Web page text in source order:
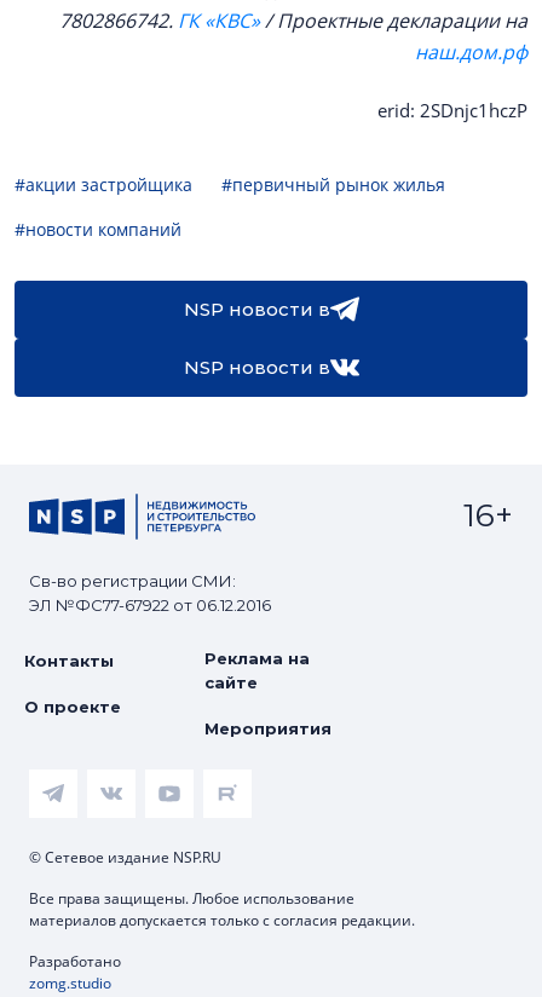
7802866742. ГК «КВС»/ Проектные декларации на
наш.дом.рф
erid: 2SDnjc1hczP
#акции застройщика
#первичный рынок жилья
#новости компаний
NSP новости в
NSP новости в
Св-во регистрации СМИ:
ЭЛ №ФС77-67922 от 06.12.2016
16+
Контакты
О проекте
Реклама на
сайте
Мероприятия
© Сетевое издание NSP.RU
Все права защищены. Любое использование
материалов допускается только с согласия редакции.
Разработано
zomg.studio